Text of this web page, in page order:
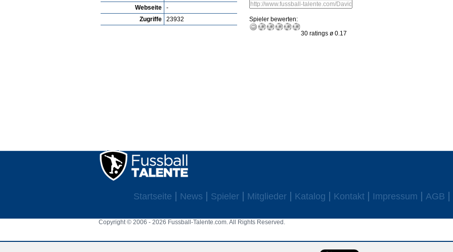
Webseite
-
Zugriffe
23932
Spieler bewerten:
30 ratings ø 0.17
Startseite News Spieler Mitglieder Katalog Kontakt Impressum AGB
Copyright © 2006 - 2026 Fussball-Talente.com. All Rights Reserved.